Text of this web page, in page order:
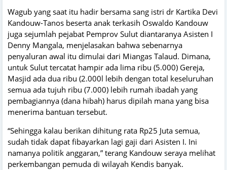
Wagub yang saat itu hadir bersama sang istri dr Kartika Devi
Kandouw-Tanos beserta anak terkasih Oswaldo Kandouw
juga sejumlah pejabat Pemprov Sulut diantaranya Asisten I
Denny Mangala, menjelasakan bahwa sebenarnya
penyaluran awal itu dimulai dari Miangas Talaud. Dimana,
untuk Sulut tercatat hampir ada lima ribu (5.000) Gereja,
Masjid ada dua ribu (2.000l lebih dengan total keseluruhan
semua ada tujuh ribu (7.000) lebih rumah ibadah yang
pembagiannya (dana hibah) harus dipilah mana yang bisa
menerima bantuan tersebut.
“Sehingga kalau berikan dihitung rata Rp25 Juta semua,
sudah tidak dapat fibayarkan lagi gaji dari Asisten I. Ini
namanya politik anggaran,” terang Kandouw seraya melihat
perkembangan pemuda di wilayah Kendis banyak.